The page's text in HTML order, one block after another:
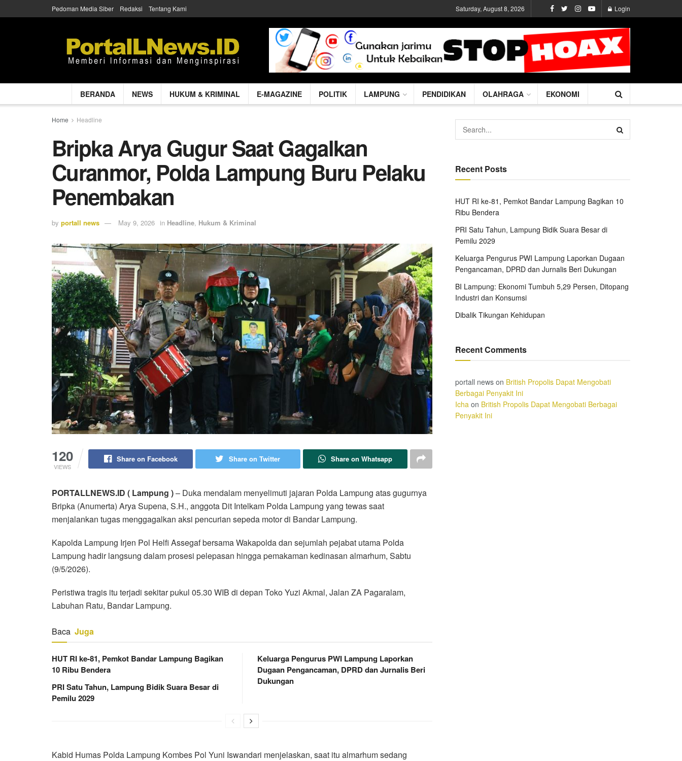
Pedoman Media Siber Redaksi Tentang Kami Saturday, August 8, 2026 Login
BERANDA NEWS HUKUM & KRIMINAL E-MAGAZINE POLITIK LAMPUNG PENDIDIKAN OLAHRAGA EKONOMI
Home Headline
Bripka Arya Gugur Saat Gagalkan
Curanmor, Polda Lampung Buru Pelaku
Penembakan
by portall news May 9, 2026 in Headline, Hukum & Kriminal
120
VIEWS
Share on Facebook Share on Twitter Share on Whatsapp
PORTALLNEWS.ID ( Lampung )– Duka mendalam menyelimuti jajaran Polda Lampung atas gugurnya
Bripka (Anumerta) Arya Supena, S.H., anggota Dit Intelkam Polda Lampung yang tewas saat
menjalankan tugas menggagalkan aksi pencurian sepeda motor di Bandar Lampung.
Kapolda Lampung Irjen Pol Helfi Assegaf bersama Wakapolda dan sejumlah pejabat utama Polda
Lampung hadir langsung dalam prosesi pelepasan hingga pemakaman kedinasan almarhum, Sabtu
(9/5/2026).
Peristiwa tragis itu terjadi sekitar pukul 05.30 WIB di depan Toko Yuzi Akmal, Jalan ZA Pagaralam,
Labuhan Ratu, Bandar Lampung.
Baca Juga
HUT RI ke-81, Pemkot Bandar Lampung Bagikan
10 Ribu Bendera
PRI Satu Tahun, Lampung Bidik Suara Besar di
Pemilu 2029
Keluarga Pengurus PWI Lampung Laporkan
Dugaan Pengancaman, DPRD dan Jurnalis Beri
Dukungan
Kabid Humas Polda Lampung Kombes Pol Yuni Iswandari menjelaskan, saat itu almarhum sedang
Recent Posts
HUT RI ke-81, Pemkot Bandar Lampung Bagikan 10
Ribu Bendera
PRI Satu Tahun, Lampung Bidik Suara Besar di
Pemilu 2029
Keluarga Pengurus PWI Lampung Laporkan Dugaan
Pengancaman, DPRD dan Jurnalis Beri Dukungan
BI Lampung: Ekonomi Tumbuh 5,29 Persen, Ditopang
Industri dan Konsumsi
Dibalik Tikungan Kehidupan
Recent Comments
portall news on British Propolis Dapat Mengobati
Berbagai Penyakit Ini
Icha on British Propolis Dapat Mengobati Berbagai
Penyakit Ini